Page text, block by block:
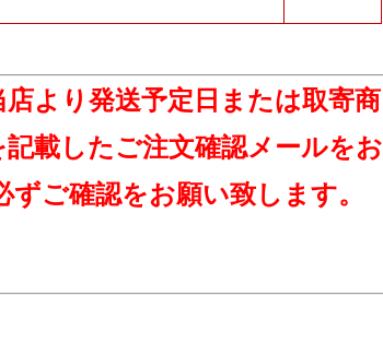
より発送予定日または取寄商
載したご注文確認メールをお
ご確認をお願い致します。